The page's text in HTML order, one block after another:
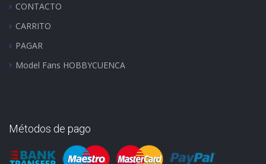
CONTACTO
CARRITO
PAGAR
Model Fans HOBBYCUENCA
Métodos de pago